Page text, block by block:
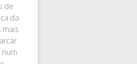
de
da
mais
num